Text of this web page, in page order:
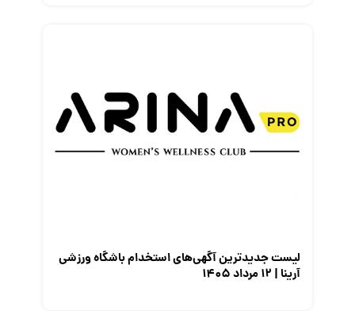
لیست جدیدترین آگهی‌های استخدام باشگاه ورزشی
آرینا | ۱۲ مرداد ۱۴۰۵